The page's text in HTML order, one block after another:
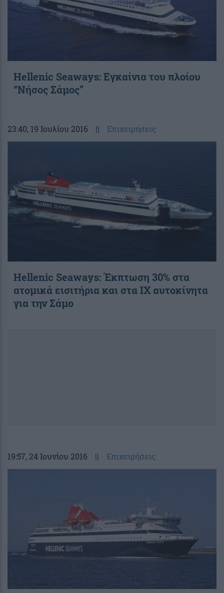
Hellenic Seaways: Εγκαίνια του πλοίου
“Νήσος Σάμος”
23:40, 19 Ιουλίου 2016 || Επιχειρήσεις
Hellenic Seaways: Έκπτωση 30% στα
ατομικά εισιτήρια και στα ΙΧ αυτοκίνητα
για την Σάμο
19:57, 24 Ιουνίου 2016 || Επιχειρήσεις